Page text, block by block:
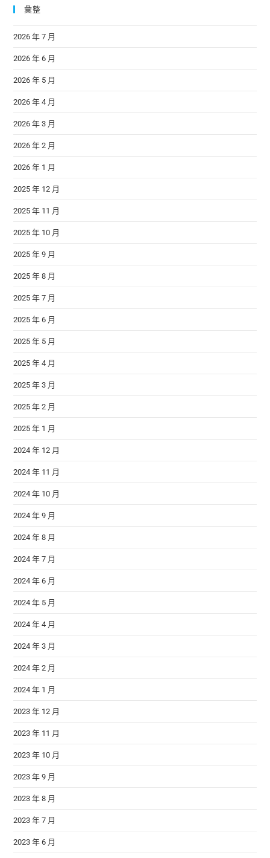
彙整
2026 年 7 月
2026 年 6 月
2026 年 5 月
2026 年 4 月
2026 年 3 月
2026 年 2 月
2026 年 1 月
2025 年 12 月
2025 年 11 月
2025 年 10 月
2025 年 9 月
2025 年 8 月
2025 年 7 月
2025 年 6 月
2025 年 5 月
2025 年 4 月
2025 年 3 月
2025 年 2 月
2025 年 1 月
2024 年 12 月
2024 年 11 月
2024 年 10 月
2024 年 9 月
2024 年 8 月
2024 年 7 月
2024 年 6 月
2024 年 5 月
2024 年 4 月
2024 年 3 月
2024 年 2 月
2024 年 1 月
2023 年 12 月
2023 年 11 月
2023 年 10 月
2023 年 9 月
2023 年 8 月
2023 年 7 月
2023 年 6 月